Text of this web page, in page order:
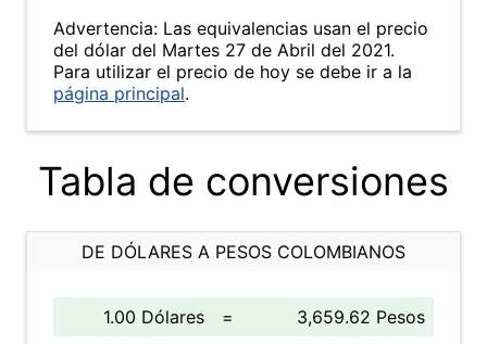
Advertencia: Las equivalencias usan el precio
del dólar del Martes 27 de Abril del 2021.
Para utilizar el precio de hoy se debe ir a la
página principal.
Tabla de conversiones
DE DÓLARES A PESOS COLOMBIANOS
1.00 Dólares =
3,659.62 Pesos